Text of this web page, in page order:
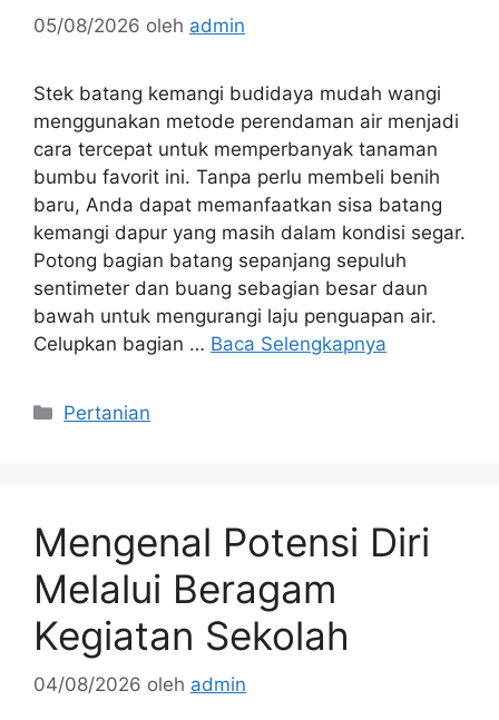
05/08/2026 oleh admin
Stek batang kemangi budidaya mudah wangi
menggunakan metode perendaman air menjadi
cara tercepat untuk memperbanyak tanaman
bumbu favorit ini. Tanpa perlu membeli benih
baru, Anda dapat memanfaatkan sisa batang
kemangi dapur yang masih dalam kondisi segar.
Potong bagian batang sepanjang sepuluh
sentimeter dan buang sebagian besar daun
bawah untuk mengurangi laju penguapan air.
Celupkan bagian … Baca Selengkapnya
Kategori
Pertanian
Mengenal Potensi Diri
Melalui Beragam
Kegiatan Sekolah
04/08/2026 oleh admin